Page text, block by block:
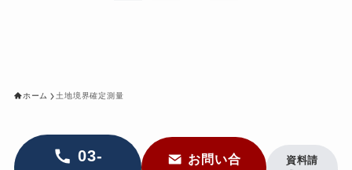
ホーム 土地境界確定測量
03- お問い合
資料請